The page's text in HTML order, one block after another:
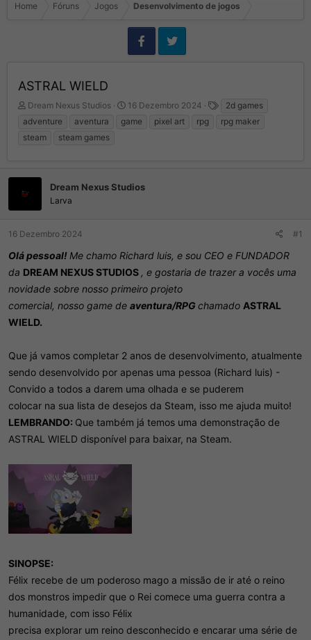
Home Fóruns Jogos Desenvolvimento de jogos
ASTRAL WIELD
I
n
c
d
o
ó
p
i
c
o
Dream Nexus Studios
D
n
16 Dezembro 2024
g
2d games
adventure
aventura game pixel art rpg
rpg maker
steam
steam games
Dream Nexus Studios
Larva
16 Dezembro 2024 #1
Olá pessoal! Me chamo Richard luis, e sou CEO e FUNDADOR
da DREAM NEXUS STUDIOS , e gostaria de trazer a vocês uma
novidade sobre nosso primeiro projeto
comercial, nosso game de aventura/RPG chamado ASTRAL
WIELD.
Que já vamos completar 2 anos de desenvolvimento, atualmente
sendo desenvolvido por apenas uma pessoa (Richard luis) -
Convido a todos a darem uma olhada e se puderem
colocar na sua lista de desejos da Steam, isso me ajuda muito!
LEMBRANDO: Que também já temos uma demonstração de
ASTRAL WIELD disponível para baixar, na Steam.
SINOPSE:
Félix recebe de um poderoso mago a missão de ir até o reino
dos monstros impedir que o Rei comece uma guerra contra a
humanidade, com isso Félix
precisa explorar um reino desconhecido e encarar uma série de